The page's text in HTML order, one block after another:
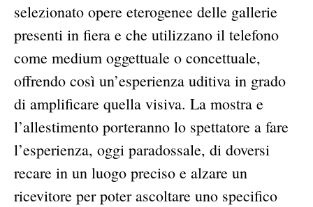
selezionato opere eterogenee delle gallerie
presenti in fiera e che utilizzano il telefono
come medium oggettuale o concettuale,
offrendo così un’esperienza uditiva in grado
di amplificare quella visiva. La mostra e
l’allestimento porteranno lo spettatore a fare
l’esperienza, oggi paradossale, di doversi
recare in un luogo preciso e alzare un
ricevitore per poter ascoltare uno specifico